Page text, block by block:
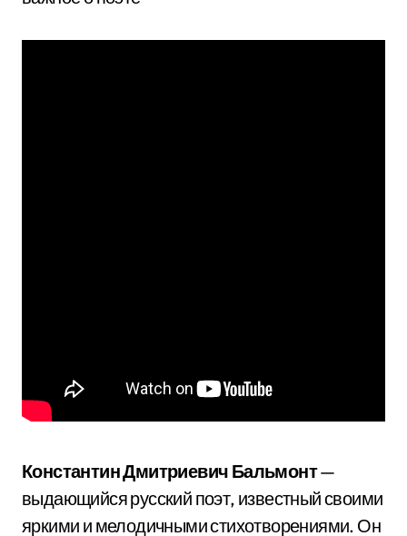
Константин Дмитриевич Бальмонт—
выдающийся русский поэт, известный своими
яркими и мелодичными стихотворениями. Он